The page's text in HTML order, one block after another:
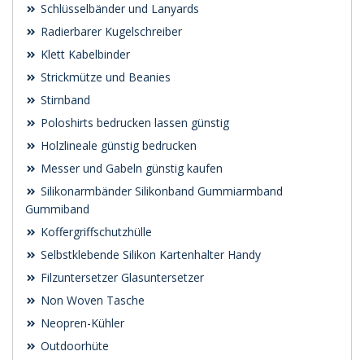
Schlüsselbänder und Lanyards
Radierbarer Kugelschreiber
Klett Kabelbinder
Strickmütze und Beanies
Stirnband
Poloshirts bedrucken lassen günstig
Holzlineale günstig bedrucken
Messer und Gabeln günstig kaufen
Silikonarmbänder Silikonband Gummiarmband
Gummiband
Koffergriffschutzhülle
Selbstklebende Silikon Kartenhalter Handy
Filzuntersetzer Glasuntersetzer
Non Woven Tasche
Neopren-Kühler
Outdoorhüte